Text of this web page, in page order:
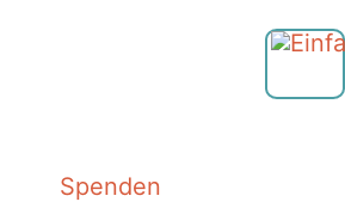
Spenden